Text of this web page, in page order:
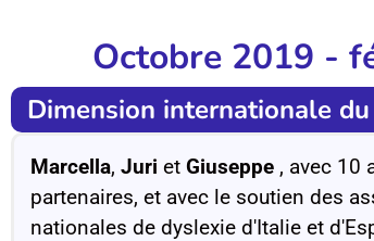
Octobre 2019 -
Dimension internationale
Marcella, Juri et Giuseppe , avec 10
partenaires, et avec le soutien des
nationales de dyslexie d'Italie et